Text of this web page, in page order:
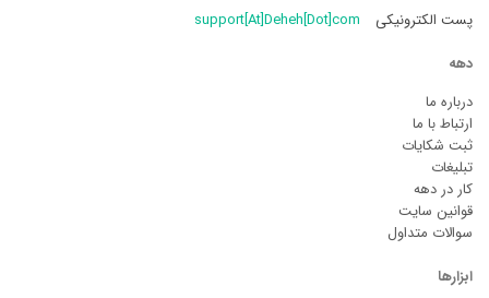
پست الکترونیکی
support[At]Deheh[Dot]com
دهه
درباره ما
ارتباط با ما
ثبت شکایات
تبلیغات
کار در دهه
قوانین سایت
سوالات متداول
ابزارها